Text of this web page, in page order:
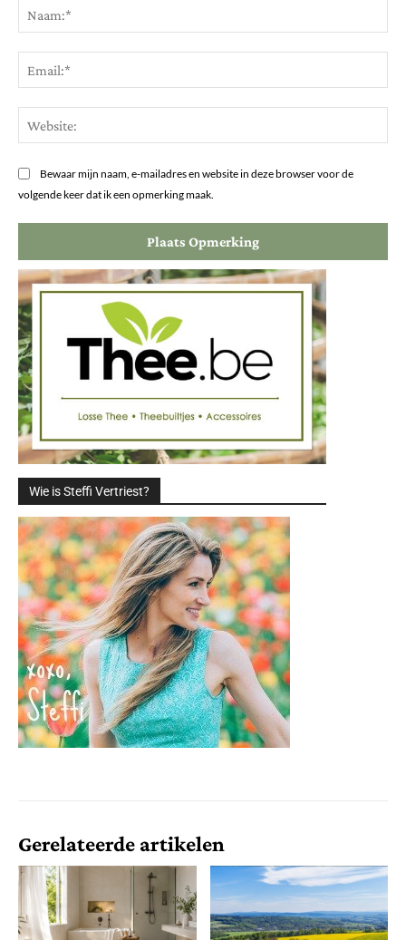
Bewaar mijn naam, e-mailadres en website in deze browser voor de
volgende keer dat ik een opmerking maak.
Wie is Steffi Vertriest?
Gerelateerde artikelen